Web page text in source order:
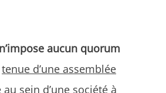
aucun quorum
tenue d’une assemblée
au sein d’une société à